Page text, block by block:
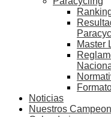
Master
Noticias
Nuestros